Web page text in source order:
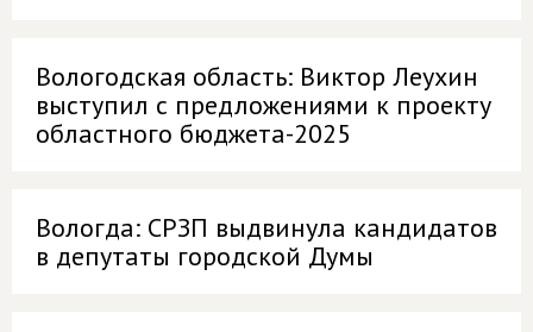
Вологодская область: Виктор Леухин
выступил с предложениями к проекту
областного бюджета-2025
Вологда: СРЗП выдвинула кандидатов
в депутаты городской Думы